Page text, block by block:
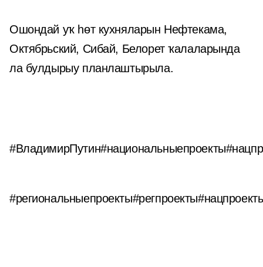
Ошондай уҡ һөт кухняларын Нефтекама,
Октябрьский, Сибай, Белорет ҡалаларында
ла булдырыу планлаштырыла.
#ВладимирПутин#национальныепроекты
#региональныепроекты#регпроекты